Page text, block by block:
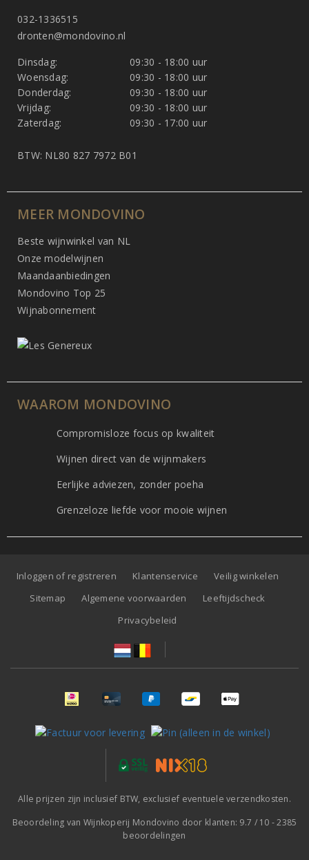
032-1336515
dronten@mondovino.nl
Dinsdag:
09:30 - 18:00 uur
Woensdag:
09:30 - 18:00 uur
Donderdag:
09:30 - 18:00 uur
Vrijdag:
09:30 - 18:00 uur
Zaterdag:
09:30 - 17:00 uur
BTW: NL80 827 7972 B01
MEER MONDOVINO
Beste wijnwinkel van NL
Onze modelwijnen
Maandaanbiedingen
Mondovino Top 25
Wijnabonnement
WAAROM MONDOVINO
Compromisloze focus op kwaliteit
Wijnen direct van de wijnmakers
Eerlijke adviezen, zonder poeha
Grenzeloze liefde voor mooie wijnen
Inloggen of registreren Klantenservice
Veilig winkelen
Sitemap
Algemene voorwaarden
Leeftijdscheck
Privacybeleid
Alle prijzen zijn inclusief BTW, exclusief eventuele verzendkosten.
Beoordeling van Wijnkoperij Mondovino door klanten: 9.7 / 10 -2385
beoordelingen